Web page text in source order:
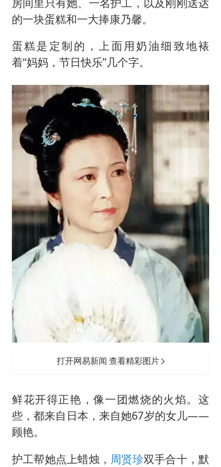
的一块蛋糕和一大捧康乃馨。
蛋糕是定制的，上面用奶油细致地裱
着“妈妈，节日快乐”几个字。
打开网易新闻 查看精彩图片
鲜花开得正艳，像一团燃烧的火焰。这
些，都来自日本，来自她67岁的女儿——
顾艳。
护工帮她点上蜡烛， 周贤珍双手合十，默